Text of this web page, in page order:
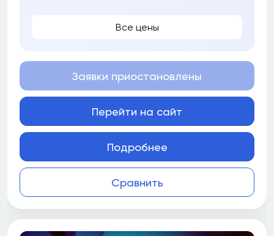
Все цены
Сравнить
Заявки приостановлены
Перейти на сайт
Подробнее